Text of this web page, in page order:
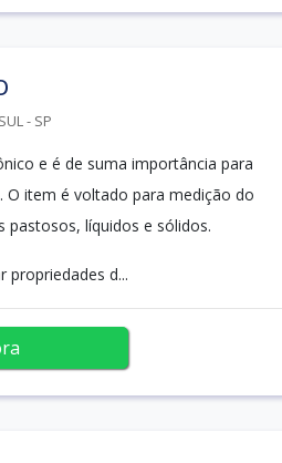
- SP
e é de suma importância para
item é voltado para medição do
pastosos, líquidos e sólidos.
d...